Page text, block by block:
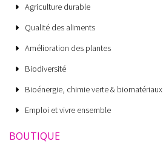
Agriculture durable
Qualité des aliments
Amélioration des plantes
Biodiversité
Bioénergie, chimie verte & biomatériaux
Emploi et vivre ensemble
BOUTIQUE